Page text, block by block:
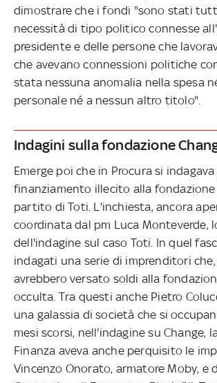
dimostrare che i fondi "sono stati
necessità di tipo politico connesse
presidente e delle persone che
che avevano connessioni politiche
stata nessuna anomalia nella spesa
personale né a nessun altro titolo".
Indagini sulla fondazione
Emerge poi che in Procura si
finanziamento illecito alla fondazione
partito di Toti. L'inchiesta, ancora
coordinata dal pm Luca Monteverde,
dell'indagine sul caso Toti. In quel
indagati una serie di imprenditori che,
avrebbero versato soldi alla
occulta. Tra questi anche Pietro
una galassia di società che si
mesi scorsi, nell'indagine su Change,
Finanza aveva anche perquisito le
Vincenzo Onorato, armatore Moby, e